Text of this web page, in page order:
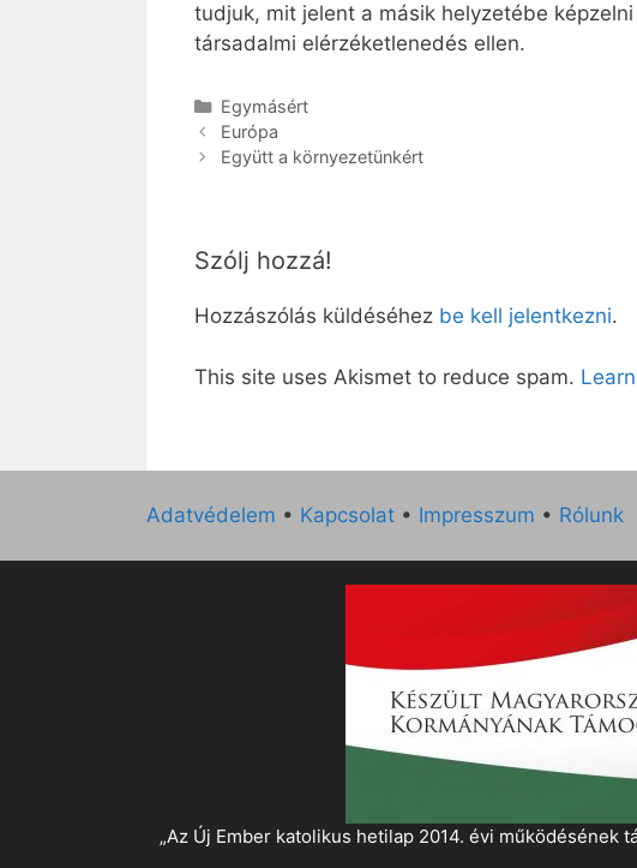
tudjuk, mit jelent a másik helyzetébe
társadalmi elérzéketlenedés ellen.
Kategória
Egymásért
Európa
Együtt a környezetünkért
Szólj hozzá!
Hozzászólás küldéséhez be kell jelentkezni.
This site uses Akismet to reduce spam.
Adatvédelem • Kapcsolat • Impresszum • Rólunk
„Az Új Ember katolikus hetilap 2014. évi működésének